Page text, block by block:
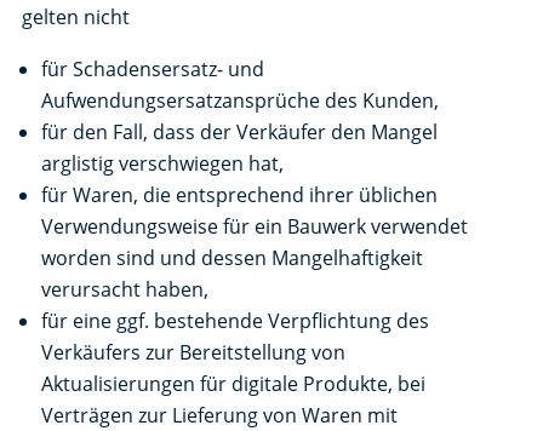
gelten nicht
für Schadensersatz- und
Aufwendungsersatzansprüche des Kunden,
für den Fall, dass der Verkäufer den Mangel
arglistig verschwiegen hat,
für Waren, die entsprechend ihrer üblichen
Verwendungsweise für ein Bauwerk verwendet
worden sind und dessen Mangelhaftigkeit
verursacht haben,
für eine ggf. bestehende Verpflichtung des
Verkäufers zur Bereitstellung von
Aktualisierungen für digitale Produkte, bei
Verträgen zur Lieferung von Waren mit